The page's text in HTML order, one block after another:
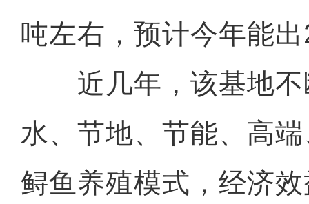
吨左右，预计今年能
近几年，该基地不
水、节地、节能、高
鲟鱼养殖模式，经济